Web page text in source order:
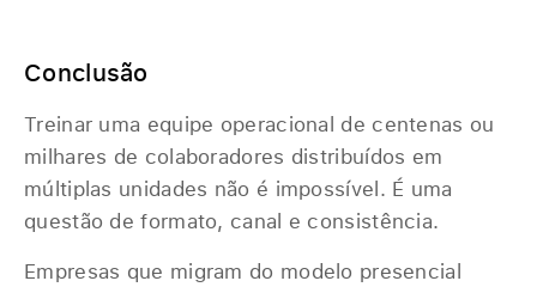
Conclusão
Treinar uma equipe operacional de centenas ou
milhares de colaboradores distribuídos em
múltiplas unidades não é impossível. É uma
questão de formato, canal e consistência.
Empresas que migram do modelo presencial